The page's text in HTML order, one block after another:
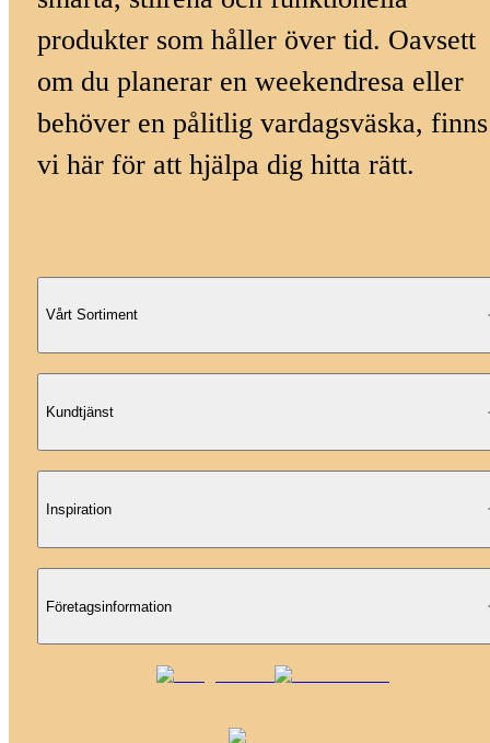
produkter som håller över tid. Oavsett
om du planerar en weekendresa eller
behöver en pålitlig vardagsväska, finns
vi här för att hjälpa dig hitta rätt.
Vårt Sortiment
Kundtjänst
Inspiration
Företagsinformation